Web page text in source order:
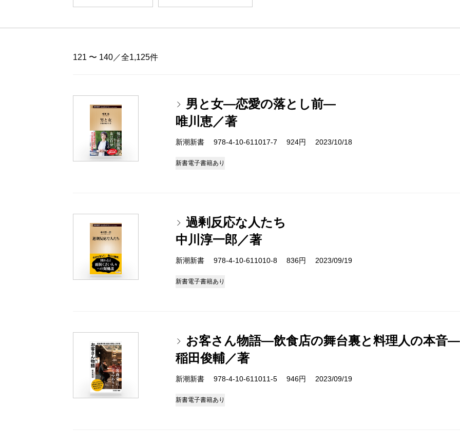
121 〜 140／全1,125件
男と女―恋愛の落とし前―
唯川恵／著
新潮新書 978-4-10-611017-7 924円 2023/10/18
新書電子書籍あり
過剰反応な人たち
中川淳一郎／著
新潮新書 978-4-10-611010-8 836円 2023/09/19
新書電子書籍あり
お客さん物語―飲食店の舞台裏と料理人の本音―
稲田俊輔／著
新潮新書 978-4-10-611011-5 946円 2023/09/19
新書電子書籍あり